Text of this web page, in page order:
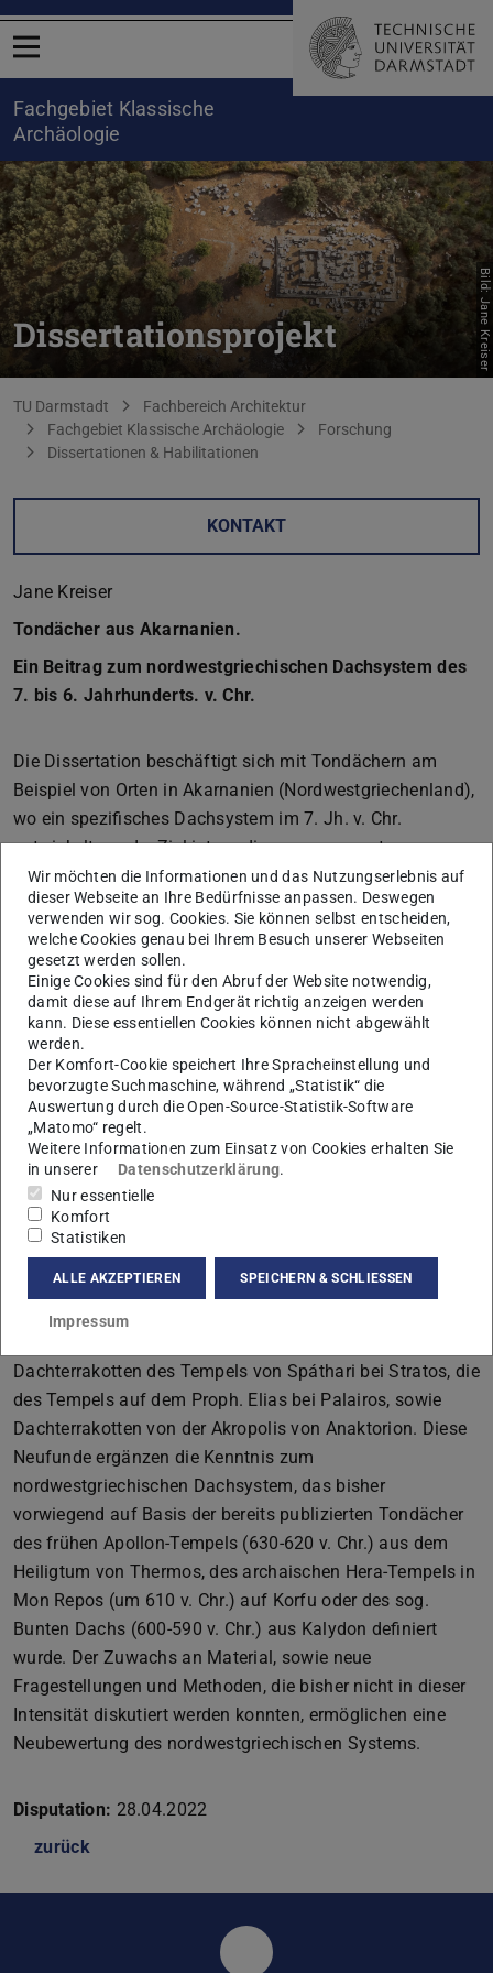
Menü öffnen
Fachgebiet Klassische
Archäologie
Dissertationsprojekt Bild: Jane Kreiser
Sie befinden sich hier:
TU Darmstadt
Fachbereich Architektur
Fachgebiet Klassische Archäologie
Forschung
Dissertationen & Habilitationen
KONTAKT
Jane Kreiser
Tondächer aus Akarnanien.
Ein Beitrag zum nordwestgriechischen Dachsystem des
7. bis 6. Jahrhunderts. v. Chr.
Die Dissertation beschäftigt sich mit Tondächern am
Beispiel von Orten in Akarnanien (Nordwestgriechenland),
wo ein spezifisches Dachsystem im 7. Jh. v. Chr.
entwickelt wurde. Ziel ist es, dieses sogenannte
nordwestgriechische Dachsystem einer Neubetrachtung
zu unterziehen. Ermöglicht haben das archäologische
Feldforschungen in der nordwestgriechischen Region
Akarnanien, durch die sich die Datengrundlage erheblich
erweitert hat. Dadurch kann nun das akarnanische
Material in die bisherige Diskussion um die Genese des
nordwestgriechischen Dachsystems einbezogen werden.
Die dafür zugrundeliegenden Daten basieren auf
ausgewählten Neufunden aus Akarnanien. Die
nordwestgriechische Region Akarnanien galt bisher
aufgrund mangelnder Funde als unterrepräsentiert und
konnte bisher nicht in vergleichbare Studien einbezogen
werden. Im Rahmen großangelegter Surveyprojekte in der
Stratiké (1992 -1996) und auf der Phlagia-Halbinsel
(2000-2007) wurden bedeutende Neufunde gemacht, die
in der vorliegenden Arbeit zum Teil erstmals vorgestellt
Dachterrakotten des Tempels von Spáthari bei Stratos, die
des Tempels auf dem Proph. Elias bei Palairos, sowie
Dachterrakotten von der Akropolis von Anaktorion. Diese
Neufunde ergänzen die Kenntnis zum
nordwestgriechischen Dachsystem, das bisher
vorwiegend auf Basis der bereits publizierten Tondächer
des frühen Apollon-Tempels (630-620 v. Chr.) aus dem
Heiligtum von Thermos, des archaischen Hera-Tempels in
Mon Repos (um 610 v. Chr.) auf Korfu oder des sog.
Bunten Dachs (600-590 v. Chr.) aus Kalydon definiert
wurde. Der Zuwachs an Material, sowie neue
Fragestellungen und Methoden, die bisher nicht in dieser
Intensität diskutiert werden konnten, ermöglichen eine
Neubewertung des nordwestgriechischen Systems.
Disputation: 28.04.2022
zurück
Instagramkanal des
Wir möchten die Informationen und das Nutzungserlebnis auf
dieser Webseite an Ihre Bedürfnisse anpassen. Deswegen
verwenden wir sog. Cookies. Sie können selbst entscheiden,
welche Cookies genau bei Ihrem Besuch unserer Webseiten
gesetzt werden sollen.
Einige Cookies sind für den Abruf der Website notwendig,
damit diese auf Ihrem Endgerät richtig anzeigen werden
kann. Diese essentiellen Cookies können nicht abgewählt
werden.
Der Komfort-Cookie speichert Ihre Spracheinstellung und
bevorzugte Suchmaschine, während „Statistik“ die
Auswertung durch die Open-Source-Statistik-Software
„Matomo“ regelt.
Weitere Informationen zum Einsatz von Cookies erhalten Sie
in unserer
Datenschutzerklärung.
Nur essentielle
Komfort
Statistiken
ALLE AKZEPTIEREN SPEICHERN & SCHLIESSEN
Impressum